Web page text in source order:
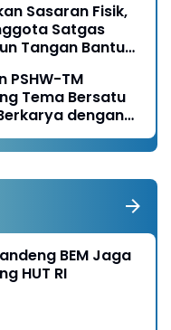
Sasaran Fisik,
Satgas
Tangan Bantu
PSHW-TM
Tema Bersatu
dengan
dengan
BEM Jaga
HUT RI